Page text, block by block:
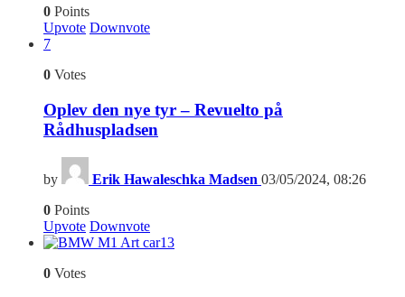
0 Points
Upvote Downvote
7
0 Votes
Oplev den nye tyr – Revuelto på
Rådhuspladsen
by Erik Hawaleschka Madsen 03/05/2024, 08:26
0 Points
Upvote Downvote
13
0 Votes